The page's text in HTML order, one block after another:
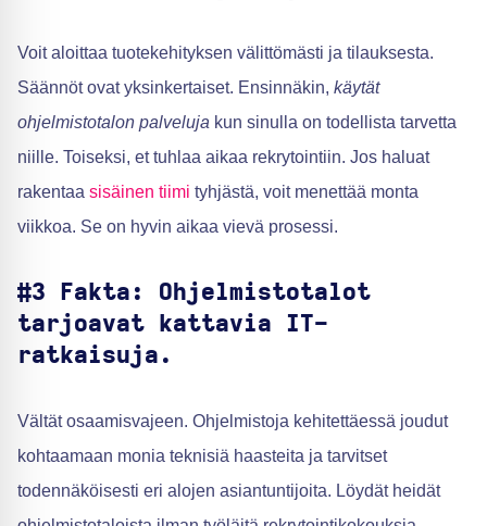
Voit aloittaa tuotekehityksen välittömästi ja tilauksesta.
Säännöt ovat yksinkertaiset. Ensinnäkin, käytät
ohjelmistotalon palveluja kun sinulla on todellista tarvetta
niille. Toiseksi, et tuhlaa aikaa rekrytointiin. Jos haluat
rakentaa sisäinen tiimi tyhjästä, voit menettää monta
viikkoa. Se on hyvin aikaa vievä prosessi.
#3 Fakta: Ohjelmistotalot
tarjoavat kattavia IT-
ratkaisuja.
Vältät osaamisvajeen. Ohjelmistoja kehitettäessä joudut
kohtaamaan monia teknisiä haasteita ja tarvitset
todennäköisesti eri alojen asiantuntijoita. Löydät heidät